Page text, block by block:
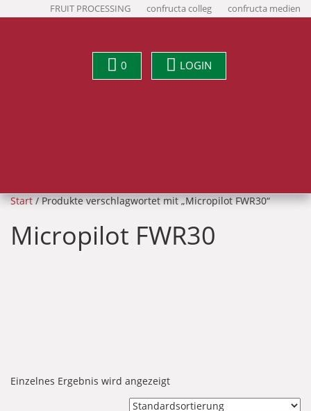
FRUIT PROCESSING confructa colleg confructa medien
0 LOGIN
Start/ Produkte verschlagwortet mit „Micropilot FWR30“
Micropilot FWR30
Einzelnes Ergebnis wird angezeigt